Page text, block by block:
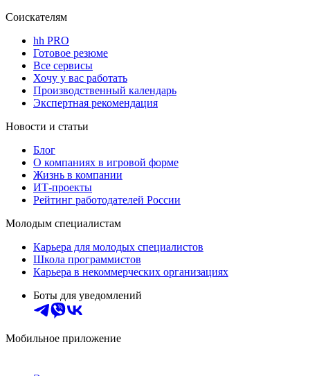
Соискателям
hh PRO
Готовое резюме
Все сервисы
Хочу у вас работать
Производственный календарь
Экспертная рекомендация
Новости и статьи
Блог
О компаниях в игровой форме
Жизнь в компании
ИТ-проекты
Рейтинг работодателей России
Молодым специалистам
Карьера для молодых специалистов
Школа программистов
Карьера в некоммерческих организациях
Боты для уведомлений
Мобильное приложение